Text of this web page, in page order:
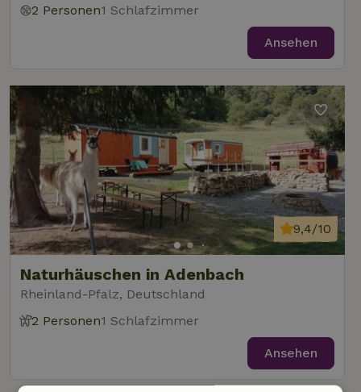
2 Personen1 Schlafzimmer
Ansehen
Naturhäuschen in Adenbach
Rheinland-Pfalz, Deutschland
9,4/10
2 Personen1 Schlafzimmer
Ansehen